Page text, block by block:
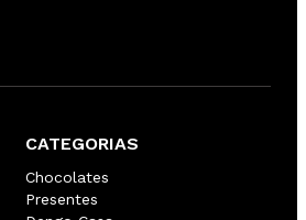
CATEGORIAS
Chocolates
Presentes